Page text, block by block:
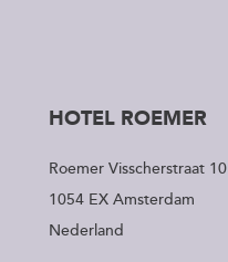
HOTEL ROEMER
Roemer Visscherstraat 10
1054 EX Amsterdam
Nederland